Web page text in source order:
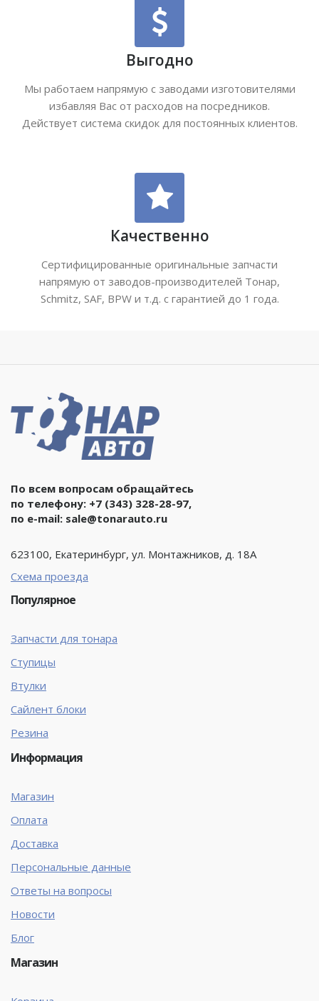
Выгодно
Мы работаем напрямую с заводами изготовителями
избавляя Вас от расходов на посредников.
Действует система скидок для постоянных клиентов.
Качественно
Сертифицированные оригинальные запчасти
напрямую от заводов-производителей Тонар,
Schmitz, SAF, BPW и т.д. с гарантией до 1 года.
По всем вопросам обращайтесь
по телефону: +7 (343) 328-28-97,
по e-mail: sale@tonarauto.ru
623100, Екатеринбург, ул. Монтажников, д. 18А
Схема проезда
Популярное
Запчасти для тонара
Ступицы
Втулки
Сайлент блоки
Резина
Информация
Магазин
Оплата
Доставка
Персональные данные
Ответы на вопросы
Новости
Блог
Магазин